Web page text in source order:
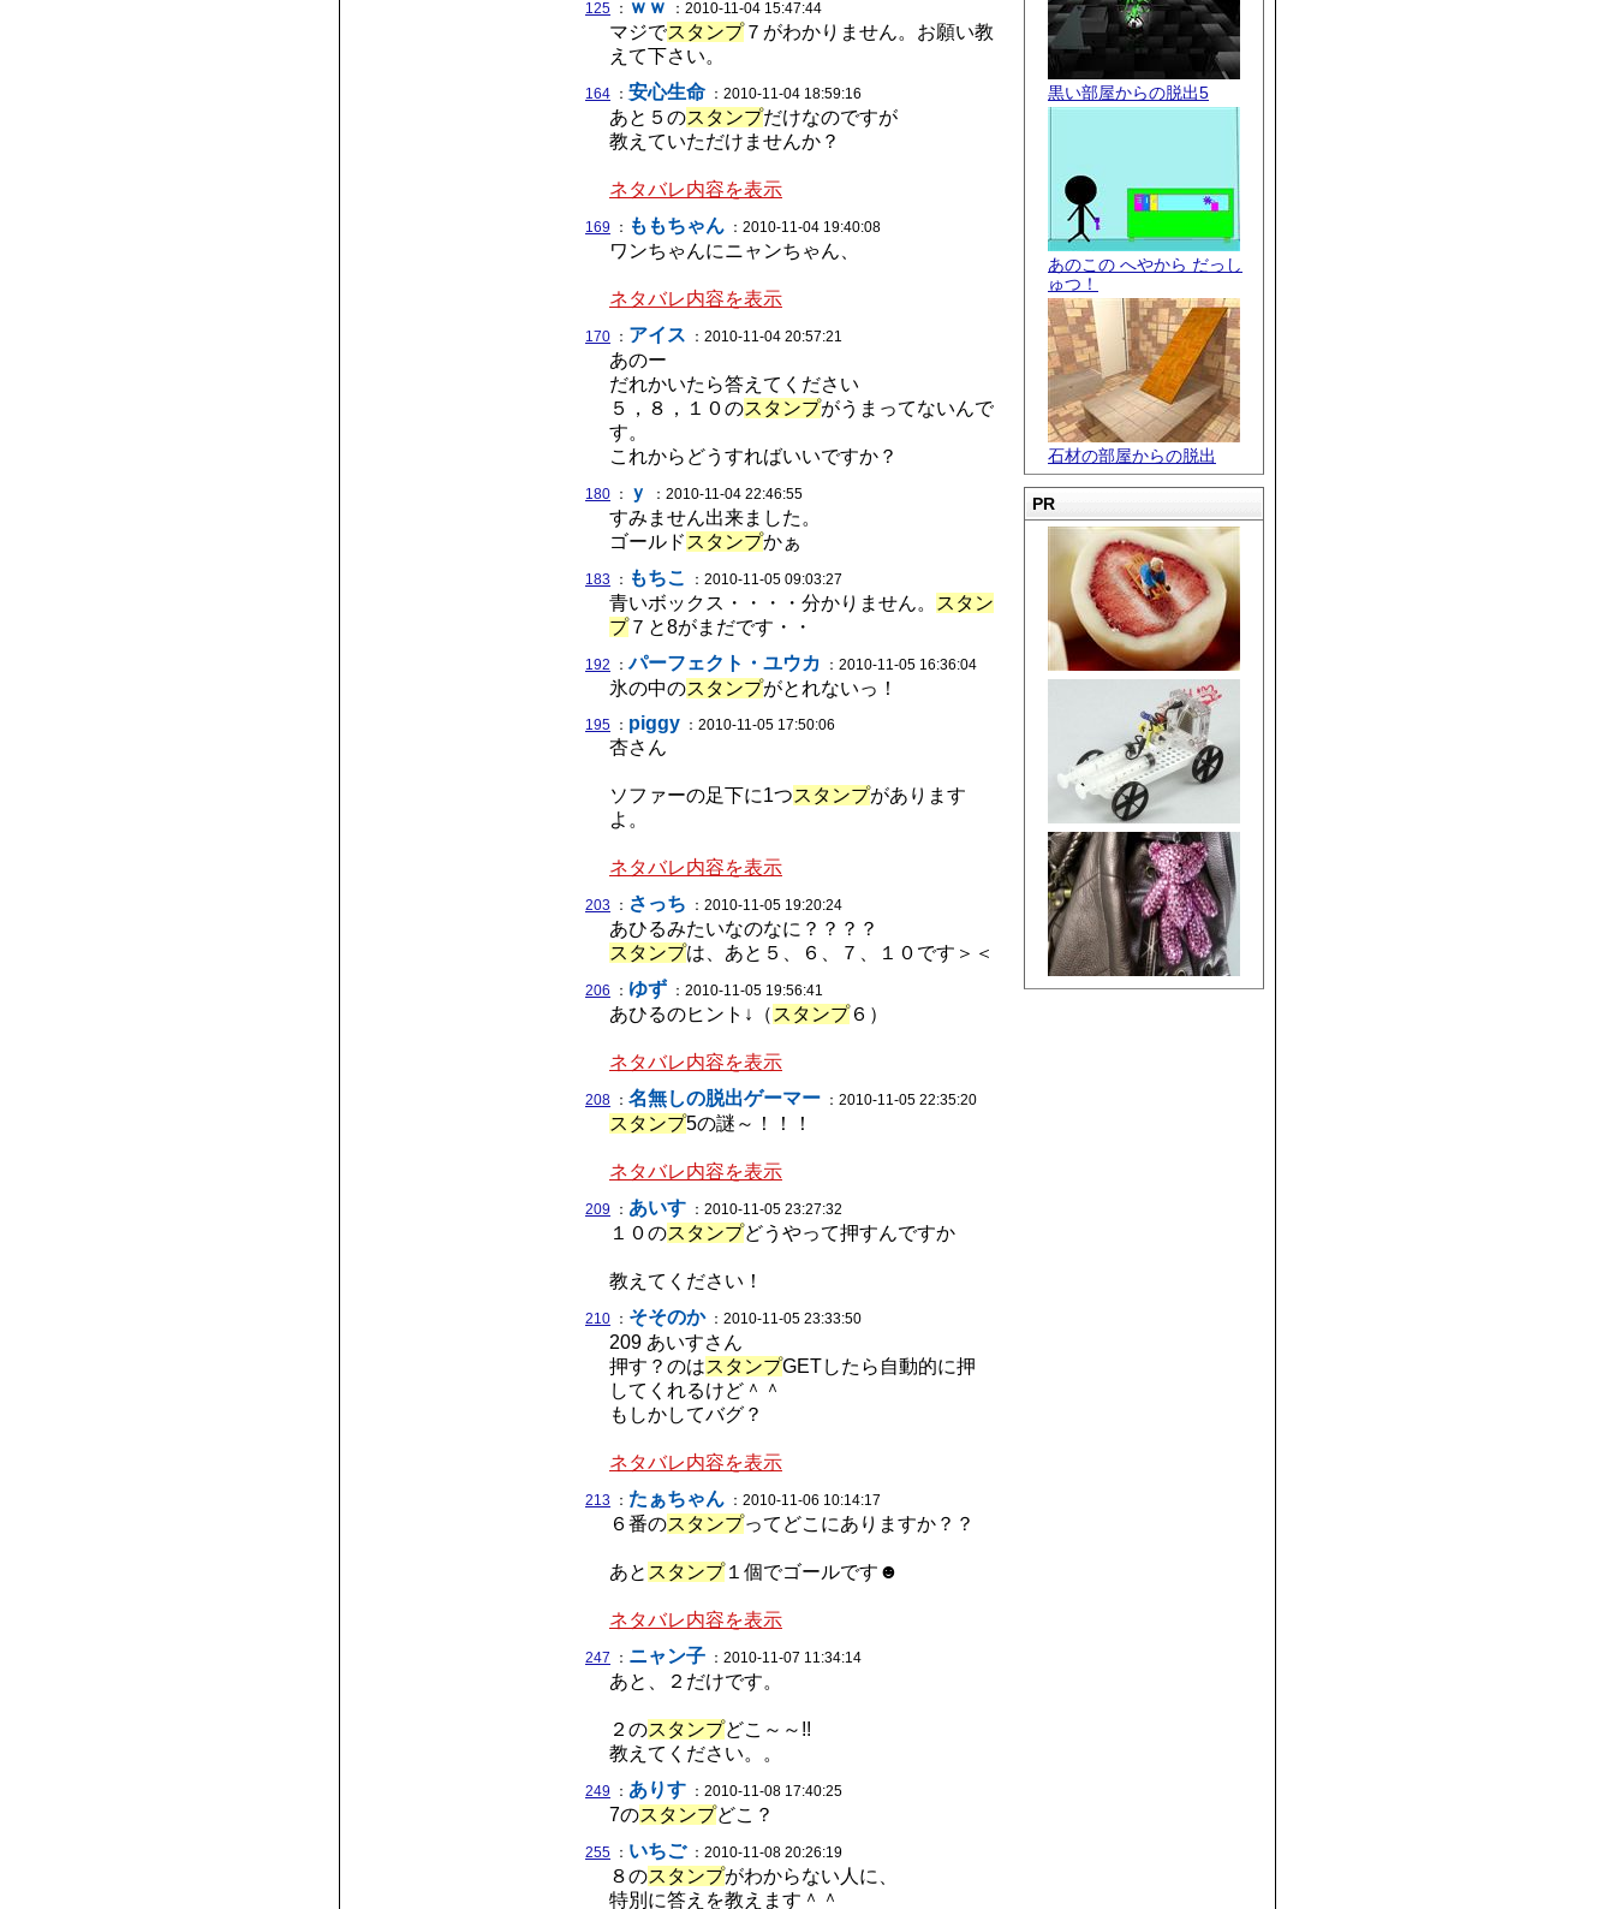
黒い部屋からの脱出5
あのこの へやから だっし
ゅつ！
石材の部屋からの脱出
PR
125 ： ｗｗ ：2010-11-04 15:47:44
マジでスタンプ７がわかりません。お願い教
えて下さい。
164 ： 安心生命 ：2010-11-04 18:59:16
あと５のスタンプだけなのですが
教えていただけませんか？
ネタバレ内容を表示
169 ： ももちゃん ：2010-11-04 19:40:08
ワンちゃんにニャンちゃん、
ネタバレ内容を表示
170 ： アイス ：2010-11-04 20:57:21
あのー
だれかいたら答えてください
５，８，１０のスタンプがうまってないんで
す。
これからどうすればいいですか？
180 ： ｙ ：2010-11-04 22:46:55
すみません出来ました。
ゴールド スタンプかぁ
183 ： もちこ ：2010-11-05 09:03:27
青いボックス・・・・分かりません。
スタン
プ７と8がまだです・・
192 ：パーフェクト・ユウカ ：2010-11-05 16:36:04
氷の中のスタンプがとれないっ！
195 ： piggy ：2010-11-05 17:50:06
杏さん
ソファーの足下に1つスタンプがあります
よ。
ネタバレ内容を表示
203 ： さっち ：2010-11-05 19:20:24
あひるみたいなのなに？？？？
スタンプは、あと５、６、７、１０です＞＜
206 ： ゆず ：2010-11-05 19:56:41
あひるのヒント↓（ スタンプ６）
ネタバレ内容を表示
208 ： 名無しの脱出ゲーマー ：2010-11-05 22:35:20
スタンプ5の謎～！！！
ネタバレ内容を表示
209 ： あいす ：2010-11-05 23:27:32
１０のスタンプどうやって押すんですか
教えてください！
210 ： そそのか：2010-11-05 23:33:50
209 あいすさん
押す？のはスタンプGETしたら自動的に押
してくれるけど＾＾
もしかしてバグ？
ネタバレ内容を表示
213 ： たぁちゃん ：2010-11-06 10:14:17
６番のスタンプってどこにありますか？？
あと スタンプ１個でゴールです☻
ネタバレ内容を表示
247 ： ニャン子 ：2010-11-07 11:34:14
あと、２だけです。
２のスタンプどこ～～!!
教えてください。。
249 ： ありす ：2010-11-08 17:40:25
7のスタンプどこ？
255 ： いちご：2010-11-08 20:26:19
８のスタンプがわからない人に、
特別に答えを教えます＾＾